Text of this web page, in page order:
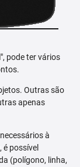
pode ter vários
Outras são
apenas
à
possível
(polígono, linha,